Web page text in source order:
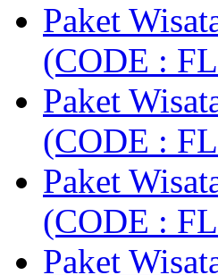
Paket
(CODE :
Paket
(CODE :
Paket
(CODE :
Paket